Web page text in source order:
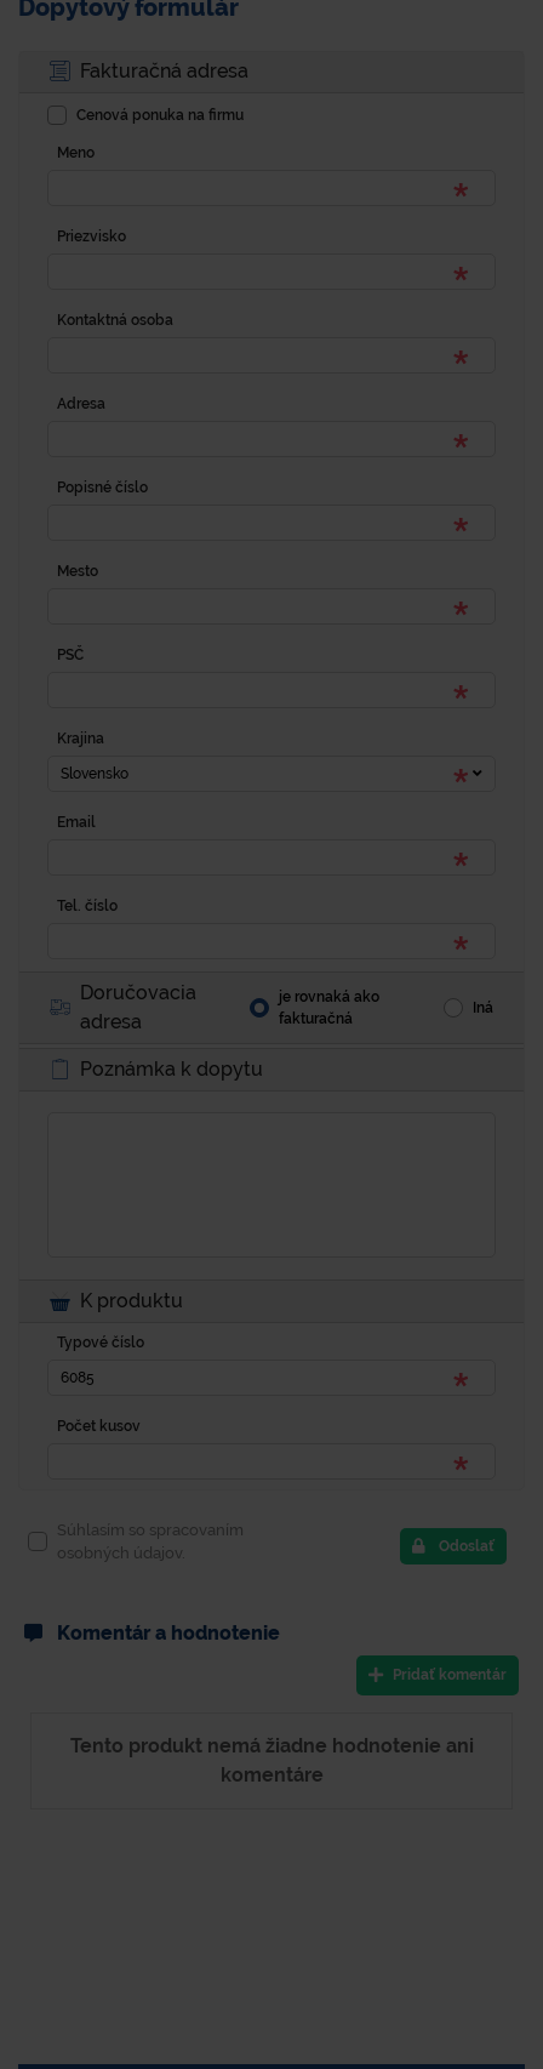
Dopytový formulár
Fakturačná adresa
Cenová ponuka na firmu
Meno
Priezvisko
Kontaktná osoba
Adresa
Popisné číslo
Mesto
PSČ
Krajina
Slovensko
Email
Tel. číslo
Doručovacia
adresa
je rovnaká ako
fakturačná
Iná
Poznámka k dopytu
K produktu
Typové číslo
Počet kusov
Súhlasím so spracovaním
osobných údajov.
Odoslať
Komentár a hodnotenie
Pridať komentár
Tento produkt nemá žiadne hodnotenie ani
komentáre